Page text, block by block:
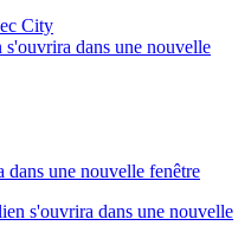
City
s'ouvrira dans une nouvelle
dans une nouvelle fenêtre
s'ouvrira dans une nouvelle